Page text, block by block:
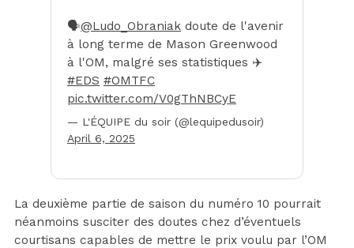
🗣️@Ludo_Obraniak doute de l'avenir
à long terme de Mason Greenwood
à l'OM, malgré ses statistiques ✈️
#EDS #OMTFC
pic.twitter.com/V0gThNBCyE
— L'ÉQUIPE du soir (@lequipedusoir)
April 6, 2025
La deuxième partie de saison du numéro 10 pourrait
néanmoins susciter des doutes chez d’éventuels
courtisans capables de mettre le prix voulu par l’OM